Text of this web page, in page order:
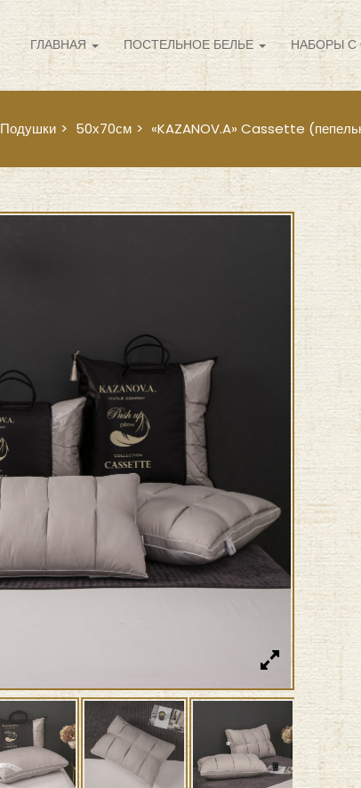
ГЛАВНАЯ ПОСТЕЛЬНОЕ БЕЛЬЕ НАБОРЫ С
Подушки 50х70см «KAZANOV.A» Cassette